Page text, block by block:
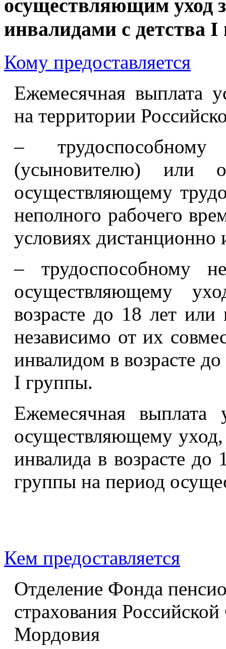
осуществляющим уход
инвалидами с детства
Кому предоставляется
Ежемесячная выплата
на территории
–
(усыновителю) или
осуществляющему
неполного рабочего
условиях дистанционно
– трудоспособному
осуществляющему
возрасте до 18 лет
независимо от их
инвалидом в возрасте
I группы.
Ежемесячная выплата
осуществляющему
инвалида в возрасте до
группы на период
Кем предоставляется
Отделение Фонда
страхования
Мордовия